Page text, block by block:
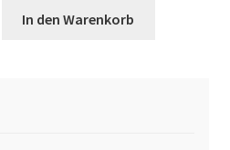
In den Warenkorb